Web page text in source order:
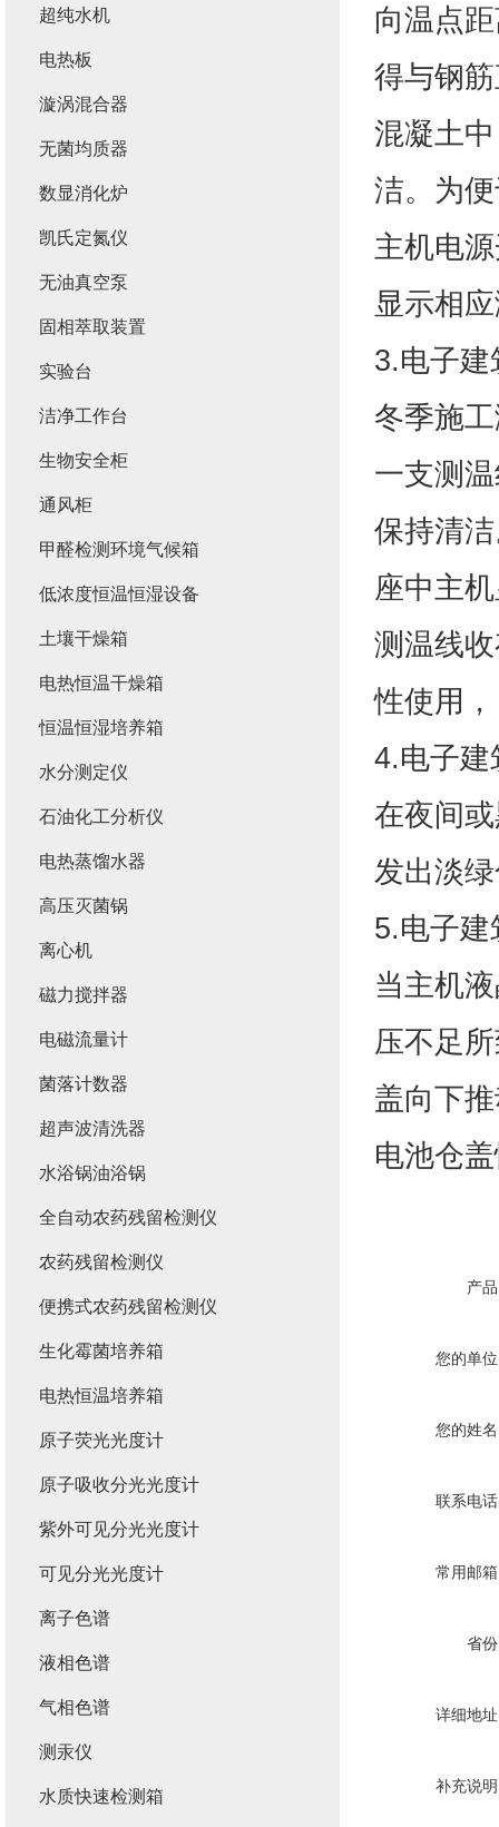
向温点
得与钢
混凝土
洁。为
主机电
显示相
3.电子
冬季施
一支测
保持清
座中主
测温线
性使用，
4.电子建
在夜间
发出淡
5.电子
当主机
压不足
盖向下
电池仓
产
您的单
您的姓
联系电
常用邮
省
详细地
补充说
超纯水机
电热板
漩涡混合器
无菌均质器
数显消化炉
凯氏定氮仪
无油真空泵
固相萃取装置
实验台
洁净工作台
生物安全柜
通风柜
甲醛检测环境气候箱
低浓度恒温恒湿设备
土壤干燥箱
电热恒温干燥箱
恒温恒湿培养箱
水分测定仪
石油化工分析仪
电热蒸馏水器
高压灭菌锅
离心机
磁力搅拌器
电磁流量计
菌落计数器
超声波清洗器
水浴锅油浴锅
全自动农药残留检测仪
农药残留检测仪
便携式农药残留检测仪
生化霉菌培养箱
电热恒温培养箱
原子荧光光度计
原子吸收分光光度计
紫外可见分光光度计
可见分光光度计
离子色谱
液相色谱
气相色谱
测汞仪
水质快速检测箱